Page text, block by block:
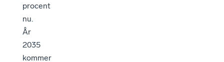
procent
nu.
År
2035
kommer